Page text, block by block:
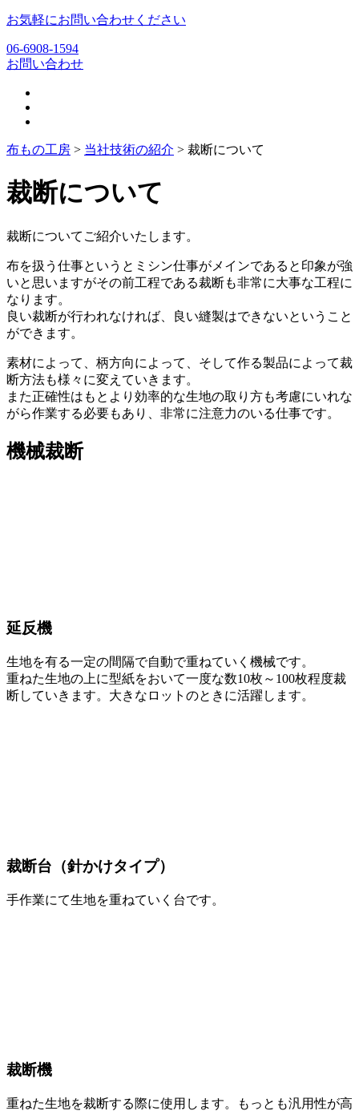
お気軽にお問い合わせください
06-6908-1594
お問い合わせ
布もの工房 > 当社技術の紹介 > 裁断について
裁断について
裁断についてご紹介いたします。
布を扱う仕事というとミシン仕事がメインであると印象が強
いと思いますがその前工程である裁断も非常に大事な工程に
なります。
良い裁断が行われなければ、良い縫製はできないということ
ができます。
素材によって、柄方向によって、そして作る製品によって裁
断方法も様々に変えていきます。
また正確性はもとより効率的な生地の取り方も考慮にいれな
がら作業する必要もあり、非常に注意力のいる仕事です。
機械裁断
延反機
生地を有る一定の間隔で自動で重ねていく機械です。
重ねた生地の上に型紙をおいて一度な数10枚～100枚程度裁
断していきます。大きなロットのときに活躍します。
裁断台（針かけタイプ）
手作業にて生地を重ねていく台です。
裁断機
重ねた生地を裁断する際に使用します。もっとも汎用性が高